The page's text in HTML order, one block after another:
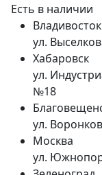
Есть в наличии
Владивосток
ул.
Хабаровск
ул.
№18
ул.
Москва
ул.